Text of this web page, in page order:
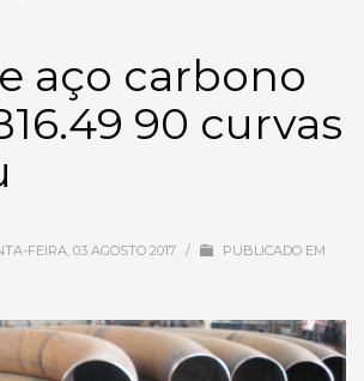
aço carbono
90 curvas
FEIRA, 03 AGOSTO 2017 /
PUBLICADO EM